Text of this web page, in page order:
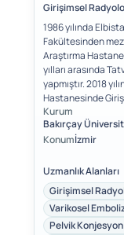
Girişimsel
1986 yılında
Fakültesinden
Araştırma
yılları arasında
yapmıştır. 2018
Hastanesinde
Kurum
Bakırçay
Konumİzmir
Uzmanlık Alanları
Girişimsel
Varikosel
Pelvik